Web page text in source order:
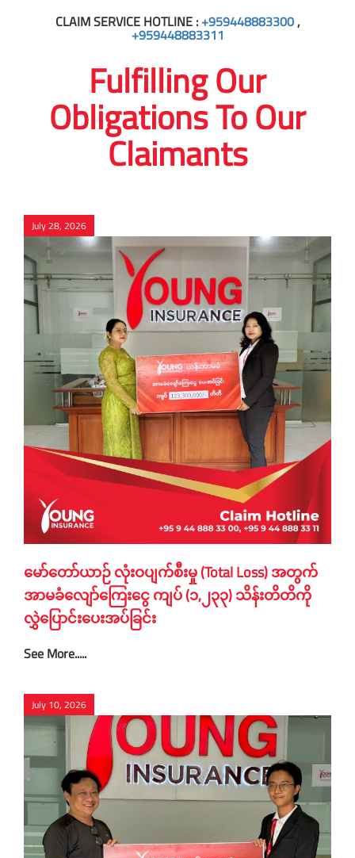
CLAIM SERVICE HOTLINE :+959448883300,
+959448883311
Fulfilling Our
Obligations To Our
Claimants
July 28, 2026
မော်တော်ယာဉ် လုံးဝပျက်စီးမှု (Total Loss) အတွက်
အာမခံလျော်ကြေးငွေ ကျပ် (၁,၂၃၃) သိန်းတိတိကို
လွှဲပြောင်းပေးအပ်ခြင်း
See More.....
July 10, 2026